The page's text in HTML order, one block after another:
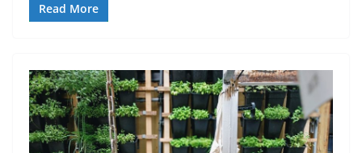
Read More